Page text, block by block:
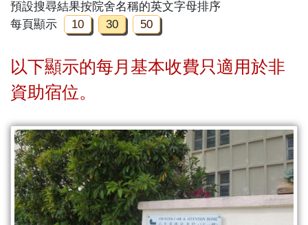
預設搜尋結果按院舍名稱的英文字母排序
每頁顯示
10 30 50
以下顯示的每月基本收費只適用於非
資助宿位。